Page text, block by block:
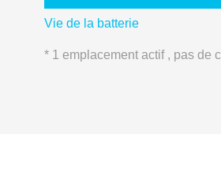
Vie de la batterie
* 1 emplacement actif , pas de